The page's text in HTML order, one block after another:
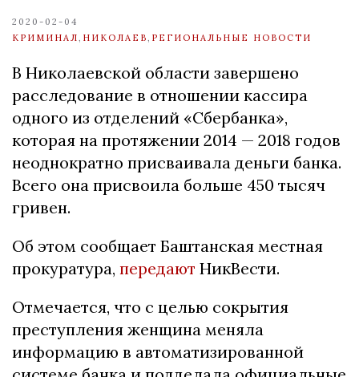
2020-02-04
КРИМИНАЛ НИКОЛАЕВ РЕГИОНАЛЬНЫЕ НОВОСТИ
В Николаевской области завершено
расследование в отношении кассира
одного из отделений «Сбербанка»,
которая на протяжении 2014 — 2018 годов
неоднократно присваивала деньги банка.
Всего она присвоила больше 450 тысяч
гривен.
Об этом сообщает Баштанская местная
прокуратура, передают НикВести.
Отмечается, что с целью сокрытия
преступления женщина меняла
информацию в автоматизированной